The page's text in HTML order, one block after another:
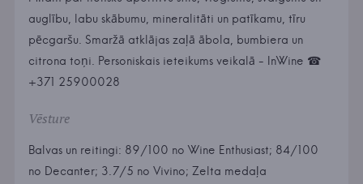
auglību, labu skābumu, mineralitāti un patīkamu, tīru
pēcgaršu. Smaržā atklājas zaļā ābola, bumbiera un
citrona toņi. Personiskais ieteikums veikalā - InWine ☎
+371 25900028
Vēsture
Balvas un reitingi: 89/100 no Wine Enthusiast; 84/100
no Decanter; 3.7/5 no Vivino; Zelta medaļa